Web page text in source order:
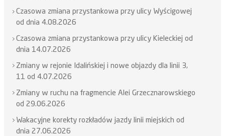
Czasowa zmiana przystankowa przy ulicy Wyścigowej
od dnia 4.08.2026
Czasowa zmiana przystankowa przy ulicy Kieleckiej od
dnia 14.07.2026
Zmiany w rejonie Idalińskiej i nowe objazdy dla linii 3,
11 od 4.07.2026
Zmiany w ruchu na fragmencie Alei Grzecznarowskiego
od 29.06.2026
Wakacyjne korekty rozkładów jazdy linii miejskich od
dnia 27.06.2026